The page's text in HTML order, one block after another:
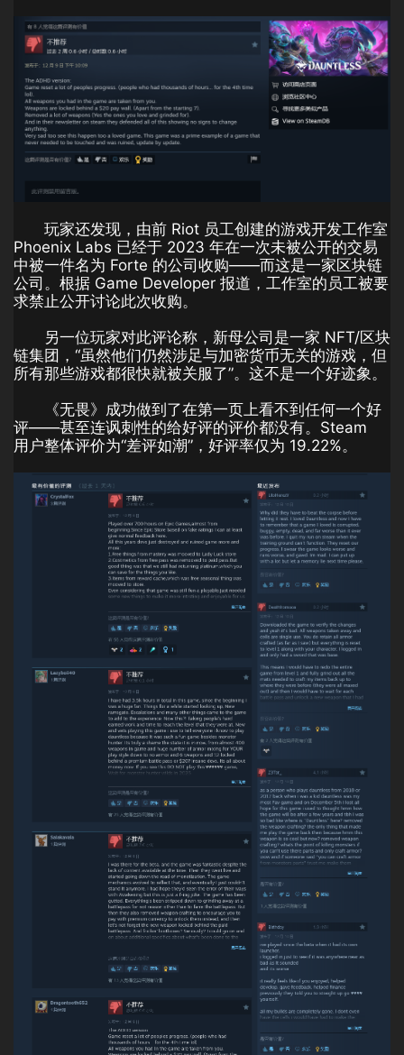
玩家还发现，由前 Riot 员工创建的游戏开发工作室
Phoenix Labs 已经于 2023 年在一次未被公开的交易
中被一件名为 Forte 的公司收购——而这是一家区块链
公司。根据 Game Developer 报道，工作室的员工被要
求禁止公开讨论此次收购。
另一位玩家对此评论称，新母公司是一家 NFT/区块
链集团，“虽然他们仍然涉足与加密货币无关的游戏，但
所有那些游戏都很快就被关服了”。这不是一个好迹象。
《无畏》成功做到了在第一页上看不到任何一个好
评——甚至连讽刺性的给好评的评价都没有。Steam
用户整体评价为“差评如潮”，好评率仅为 19.22%。